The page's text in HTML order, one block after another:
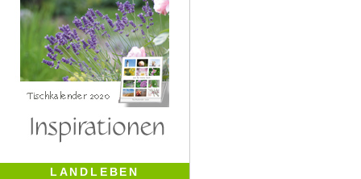
LANDLEBEN